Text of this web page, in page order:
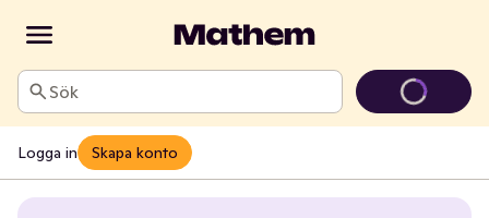
Sök
Logga in Skapa konto